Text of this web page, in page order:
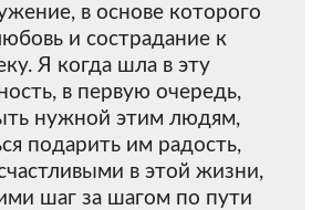
в основе которого
и сострадание к
Я когда шла в эту
в первую очередь,
нужной этим людям,
подарить им радость,
в этой жизни,
шаг за шагом по пути